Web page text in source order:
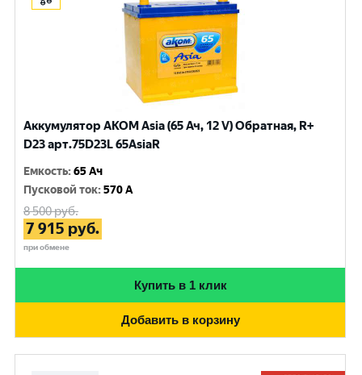
Аккумулятор AKOM Asia (65 Ач, 12 V) Обратная, R+
D23 арт.75D23L 65AsiaR
Емкость:65 Ач
Пусковой ток:570 A
8 500руб.
7 915 руб.
при обмене
Купить в 1 клик
Добавить в корзину